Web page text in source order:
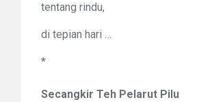
tentang rindu,
di tepian hari …
*
Secangkir Teh Pelarut Pilu